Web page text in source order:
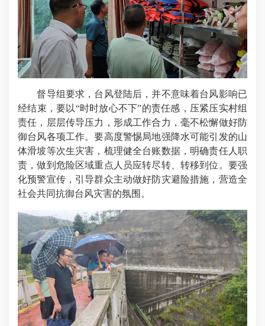
督导组要求，台风登陆后，并不意味着台风影响已
经结束，要以“时时放心不下”的责任感，压紧压实村组
责任，层层传导压力，形成工作合力，毫不松懈做好防
御台风各项工作。要高度警惕局地强降水可能引发的山
体滑坡等次生灾害，梳理健全台账数据，明确责任人职
责，做到危险区域重点人员应转尽转、转移到位。要强
化预警宣传，引导群众主动做好防灾避险措施，营造全
社会共同抗御台风灾害的氛围。